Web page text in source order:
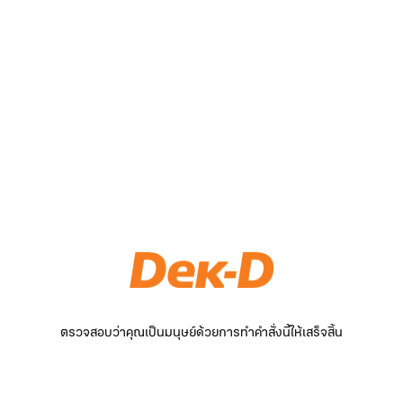
ตรวจสอบว่าคุณเป็นมนุษย์ด้วยการทำคำสั่งนี้ให้เสร็จสิ้น